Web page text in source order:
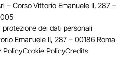
– Corso Vittorio Emanuele II, 287 –
protezione dei dati personali
Emanuele II, 287 – 00186 Roma
PolicyCookie PolicyCredits